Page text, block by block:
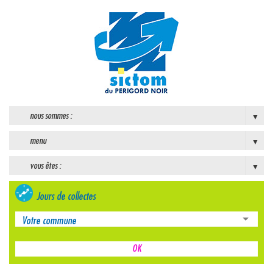
nous sommes :
menu
vous êtes :
Jours de collectes